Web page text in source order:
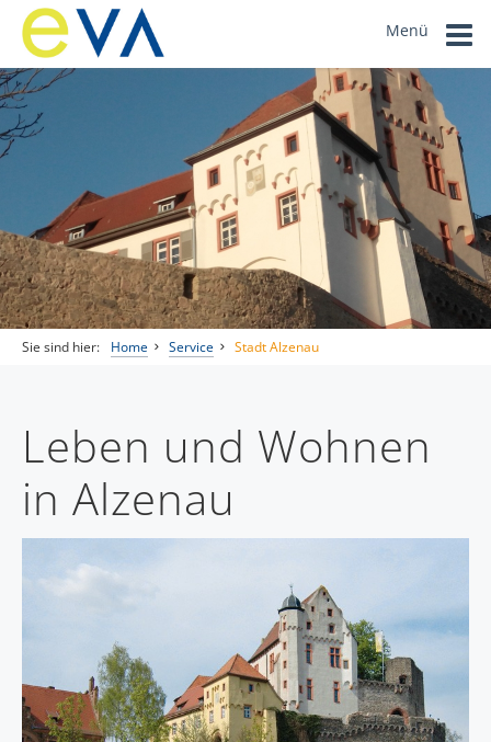
Menü
Sie sind hier: Home Service Stadt Alzenau
Leben und Wohnen
in Alzenau